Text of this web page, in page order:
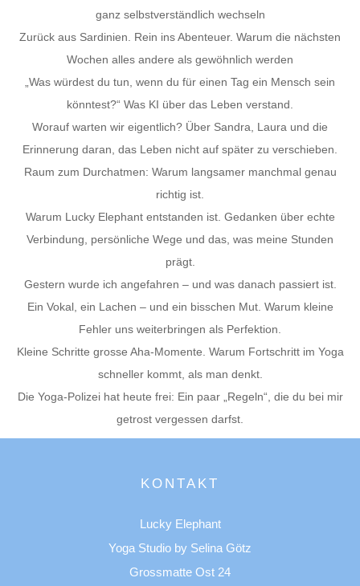
ganz selbstverständlich wechseln
Zurück aus Sardinien. Rein ins Abenteuer. Warum die nächsten
Wochen alles andere als gewöhnlich werden
„Was würdest du tun, wenn du für einen Tag ein Mensch sein
könntest?“ Was KI über das Leben verstand.
Worauf warten wir eigentlich? Über Sandra, Laura und die
Erinnerung daran, das Leben nicht auf später zu verschieben.
Raum zum Durchatmen: Warum langsamer manchmal genau
richtig ist.
Warum Lucky Elephant entstanden ist. Gedanken über echte
Verbindung, persönliche Wege und das, was meine Stunden
prägt.
Gestern wurde ich angefahren – und was danach passiert ist.
Ein Vokal, ein Lachen – und ein bisschen Mut. Warum kleine
Fehler uns weiterbringen als Perfektion.
Kleine Schritte grosse Aha-Momente. Warum Fortschritt im Yoga
schneller kommt, als man denkt.
Die Yoga-Polizei hat heute frei: Ein paar „Regeln“, die du bei mir
getrost vergessen darfst.
KONTAKT
Lucky Elephant
Yoga Studio by Selina Götz
Grossmatte Ost 24